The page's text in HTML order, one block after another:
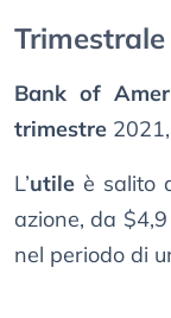
Bank of
trimestre
L’utile è salito
azione, da
nel periodo di